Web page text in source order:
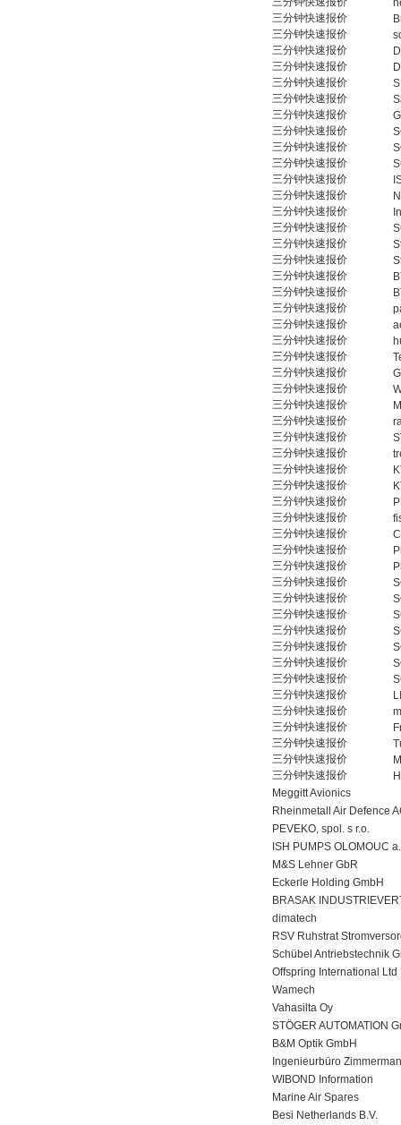
三分钟快速报价
三分钟快速报价
三分钟快速报价
三分钟快速报价
三分钟快速报价
三分钟快速报价
三分钟快速报价
三分钟快速报价
三分钟快速报价
三分钟快速报价
三分钟快速报价
三分钟快速报价
三分钟快速报价
三分钟快速报价
三分钟快速报价
三分钟快速报价
三分钟快速报价
三分钟快速报价
三分钟快速报价
三分钟快速报价
三分钟快速报价
三分钟快速报价
三分钟快速报价
三分钟快速报价
三分钟快速报价
三分钟快速报价
三分钟快速报价
三分钟快速报价
三分钟快速报价
三分钟快速报价
三分钟快速报价
三分钟快速报价
三分钟快速报价
三分钟快速报价
三分钟快速报价
三分钟快速报价
三分钟快速报价
三分钟快速报价
三分钟快速报价
三分钟快速报价
三分钟快速报价
三分钟快速报价
三分钟快速报价
三分钟快速报价
三分钟快速报价
三分钟快速报价
三分钟快速报价
三分钟快速报价
Meggitt Avionics
Rheinmetall Air Defence
PEVEKO, spol. s r.o.
ISH PUMPS OLOMOUC
M&S Lehner GbR
Eckerle Holding GmbH
BRASAK
dimatech
RSV Ruhstrat
Schübel Antriebstechnik
Offspring International Ltd
Wamech
Vahasilta Oy
STÖGER AUTOMATION
B&M Optik GmbH
Ingenieurbüro
WIBOND Information
Marine Air Spares
Besi Netherlands B.V.